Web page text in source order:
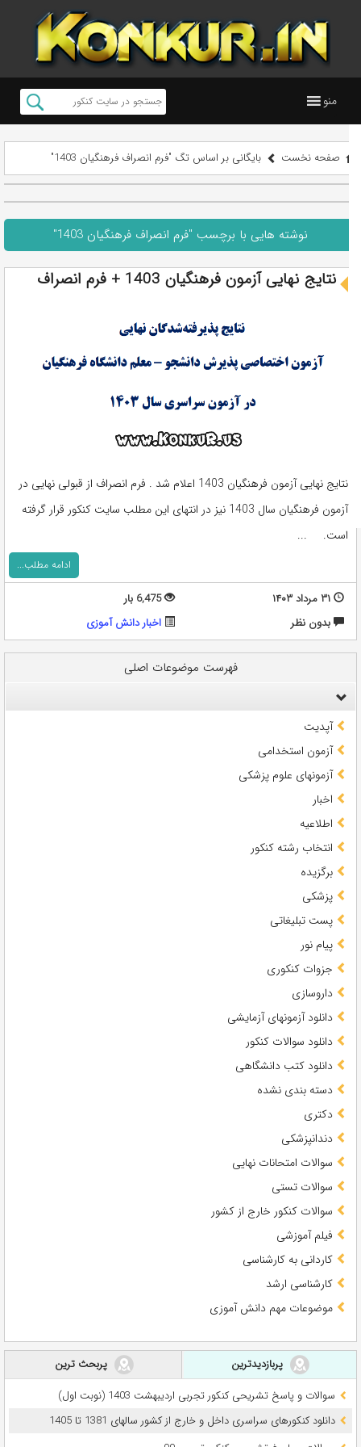
منو
صفحه نخست بایگانی بر اساس تگ "فرم انصراف فرهنگیان 1403"
نوشته هایی با برچسب "فرم انصراف فرهنگیان 1403"
نتایج نهایی آزمون فرهنگیان 1403 + فرم انصراف
نتایج نهایی آزمون فرهنگیان 1403 اعلام شد . فرم انصراف از قبولی نهایی در
آزمون فرهنگیان سال 1403 نیز در انتهای این مطلب سایت کنکور قرار گرفته
است. ...
ادامه مطلب...
۳۱ مرداد ۱۴۰۳
6,475 بار
بدون نظر
اخبار دانش آموزی
فهرست موضوعات اصلی
آپدیت
آزمون استخدامی
آزمونهای علوم پزشکی
اخبار
اطلاعیه
انتخاب رشته کنکور
برگزیده
پزشکی
پست تبلیغاتی
پیام نور
جزوات کنکوری
داروسازی
دانلود آزمونهای آزمایشی
دانلود سوالات کنکور
دانلود کتب دانشگاهی
دسته بندی نشده
دکتری
دندانپزشکی
سوالات امتحانات نهایی
سوالات تستی
سوالات کنکور خارج از کشور
فیلم آموزشی
کاردانی به کارشناسی
کارشناسی ارشد
موضوعات مهم دانش آموزی
پربازدیدترین
پربحث ترین
سوالات و پاسخ تشریحی کنکور تجربی اردیبهشت 1403 (نوبت اول)
دانلود کنکورهای سراسری داخل و خارج از کشور سالهای 1381 تا 1405